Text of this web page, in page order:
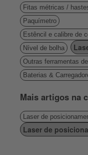
Fitas métricas /
Paquímetro
Estêncil e calibre de
Nível de bolha
Outras ferramentas
Baterias &
Mais artigos na
Laser de
Laser de